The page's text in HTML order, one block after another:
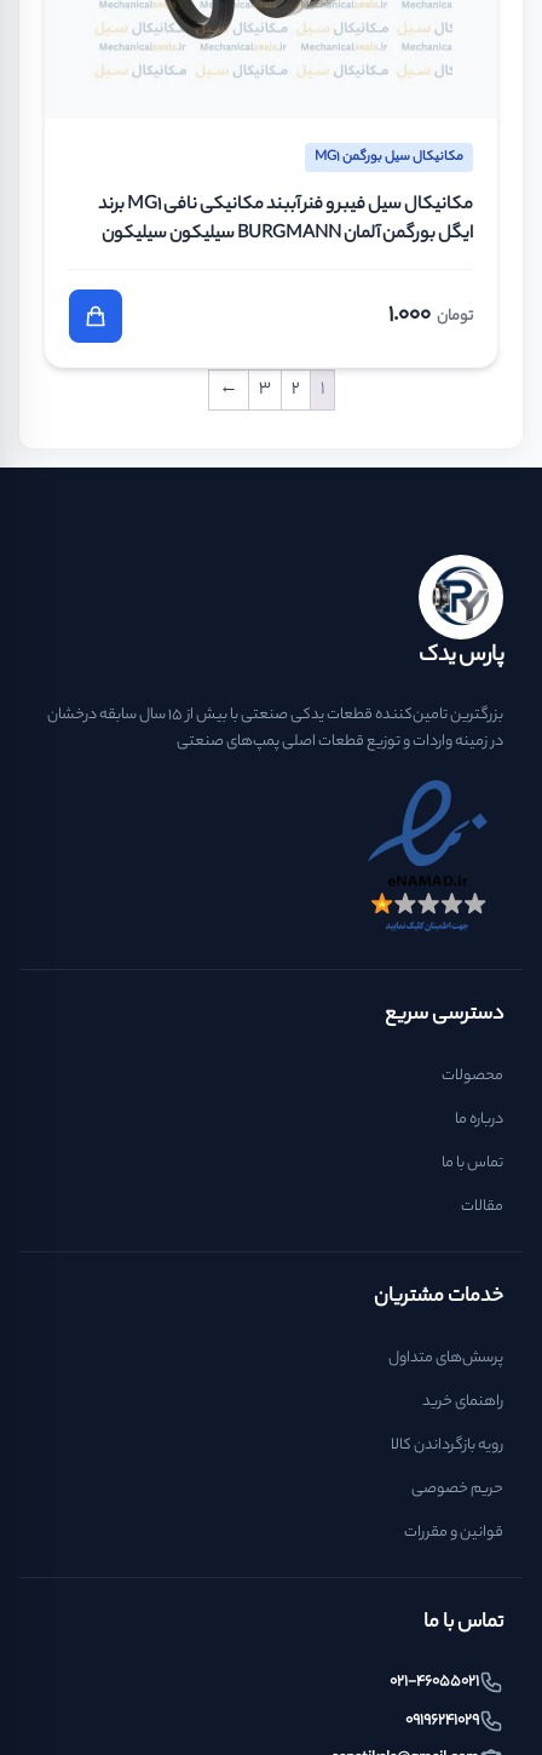
مکانیکال سیل بورگمن MG1
مکانیکال سیل فیبر و فنر آببند مکانیکی نافی MG1 برند
ایگل بورگمن آلمان BURGMANN سیلیکون سیلیکون
تومان 1.000
1
2
3
←
پارس یدک
بزرگترین تامین‌کننده قطعات یدکی صنعتی با بیش از ۱۵ سال سابقه درخشان
در زمینه واردات و توزیع قطعات اصلی پمپ‌های صنعتی
دسترسی سریع
محصولات
درباره ما
تماس با ما
مقالات
خدمات مشتریان
پرسش‌های متداول
راهنمای خرید
رویه بازگرداندن کالا
حریم خصوصی
قوانین و مقررات
تماس با ما
021-46055021
09196241029